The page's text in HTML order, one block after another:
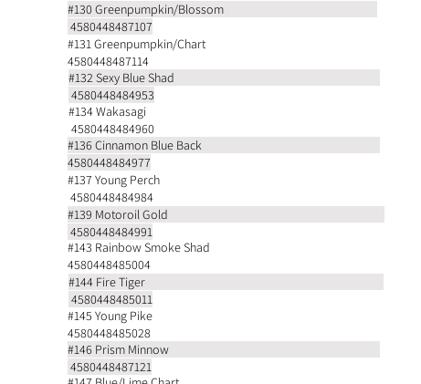
#130 Greenpumpkin/Blossom
4580448487107
#132 Sexy Blue Shad
4580448484953
#131 Greenpumpkin/Chart
4580448487114
#134 Wakasagi
4580448484960
#136 Cinnamon Blue Back
4580448484977
#137 Young Perch
4580448484984
#139 Motoroil Gold
4580448484991
#143 Rainbow Smoke Shad
4580448485004
#144 Fire Tiger
4580448485011
#145 Young Pike
4580448485028
#146 Prism Minnow
4580448487121